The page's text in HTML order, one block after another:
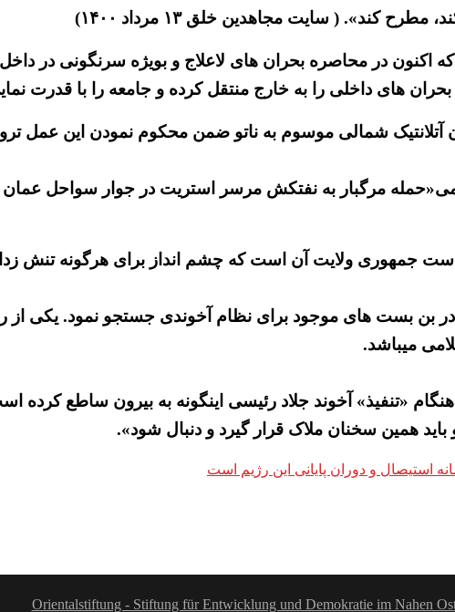
کند». ( سایت مجاهدین خلق ۱۳ مرداد ۱۴۰۰)
در محاصره بحران های لاعلاج و بویژه سرنگونی در داخل
های داخلی را به خارج منتقل کرده و جامعه را با قدرت
شمالی موسوم به ناتو ضمن محکوم نمودن این عمل
مرگبار به نفتکش مرسر استریت در جوار سواحل عمان
جمهوری ولایت آن است که چشم انداز برای هرگونه تنش
در بن بست های موجود برای نظام آخوندی جستجو نمود. یکی از
میباشد.
«تنفیذ» آخوند جلاد رئیسی اینگونه به بیرون ساطع
همین سخنان ملاک قرار گیرد و دنبال شود».
استیصال و دوران پایانی این رژیم است
Orientalstiftung - Stiftung für Entwicklung und Demokratie im Nahen